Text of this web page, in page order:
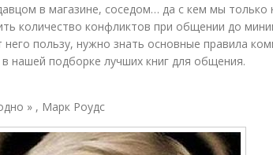
в магазине, соседом… да с кем мы только
количество конфликтов при общении до
пользу, нужно знать основные правила
в нашей подборке лучших книг для общения.
» , Марк Роудс